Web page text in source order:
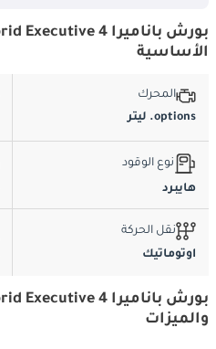
الأساسية
المحرك
options. ليتر
نوع الوقود
هايبرد
نقل الحركة
اوتوماتيك
والميزات